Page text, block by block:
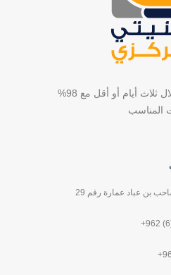
نقوم بشحن بضائعنا خلال ثلاث أيام أو أقل مع 98%
المناسب
بن عباد عمارة رقم 29
+962